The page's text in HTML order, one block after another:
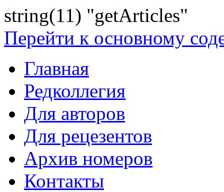
string(11) "getArticles"
Перейти к основному
Главная
Редколлегия
Для авторов
Для рецезентов
Архив номеров
Контакты